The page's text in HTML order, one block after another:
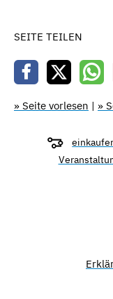
SEITE TEILEN
» Seite vorlesen | »